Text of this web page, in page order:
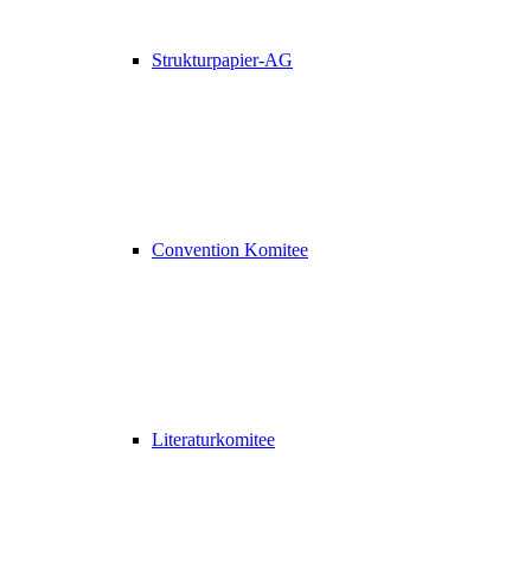
Strukturpapier-AG
Convention Komitee
Literaturkomitee